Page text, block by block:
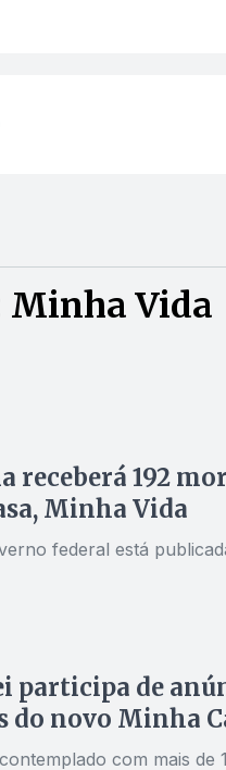
Minha Vida
receberá 192
Minha Vida
federal está
participa de
do novo Minha
com mais de